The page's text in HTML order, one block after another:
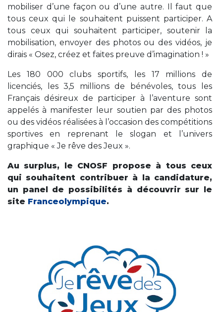
mobiliser d’une façon ou d’une autre. Il faut que
tous ceux qui le souhaitent puissent participer. A
tous ceux qui souhaitent participer, soutenir la
mobilisation, envoyer des photos ou des vidéos, je
dirais « Osez, créez et faites preuve d’imagination ! »
Les 180 000 clubs sportifs, les 17 millions de
licenciés, les 3,5 millions de bénévoles, tous les
Français désireux de participer à l’aventure sont
appelés à manifester leur soutien par des photos
ou des vidéos réalisées à l’occasion des compétitions
sportives en reprenant le slogan et l’univers
graphique « Je rêve des Jeux ».
Au surplus, le CNOSF propose à tous ceux
qui souhaitent contribuer à la candidature,
un panel de possibilités à découvrir sur le
site Franceolympique.